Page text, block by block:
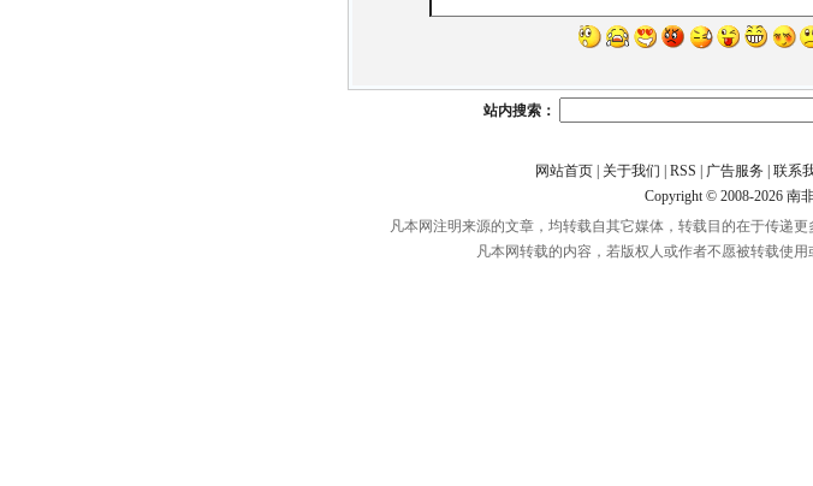
站内搜索：
网站首页| 关于我们 RSS 广告服务 联系
Copyright © 2008-2026 南
凡本网注明来源的文章，均转载自其它媒体，转载目的在于传递
凡本网转载的内容，若版权人或作者不愿被转载使